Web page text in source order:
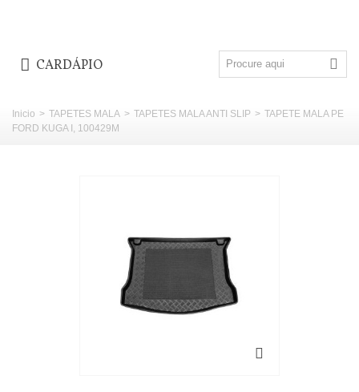
CARDÁPIO
Inicio > TAPETES MALA > TAPETES MALA ANTI SLIP > TAPETE MALA PE
FORD KUGA I, 100429M